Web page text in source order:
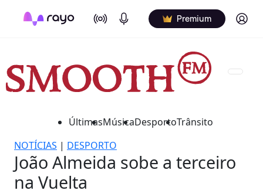
On Air Podcasts Premium Log in
ÚltimasMúsicaDesportoTrânsito
NOTÍCIAS | DESPORTO
João Almeida sobe a terceiro
na Vuelta